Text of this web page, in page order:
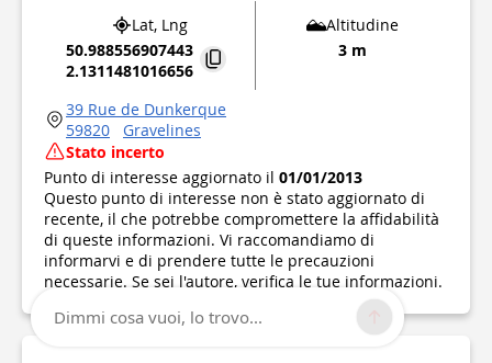
Lat, Lng
50.988556907443
2.1311481016656
Altitudine
3 m
39 Rue de Dunkerque
59820
Gravelines
Stato incerto
Punto di interesse aggiornato il 01/01/2013
Questo punto di interesse non è stato aggiornato di
recente, il che potrebbe compromettere la affidabilità
di queste informazioni. Vi raccomandiamo di
informarvi e di prendere tutte le precauzioni
necessarie. Se sei l'autore, verifica le tue informazioni.
Dimmi cosa vuoi, lo trovo...